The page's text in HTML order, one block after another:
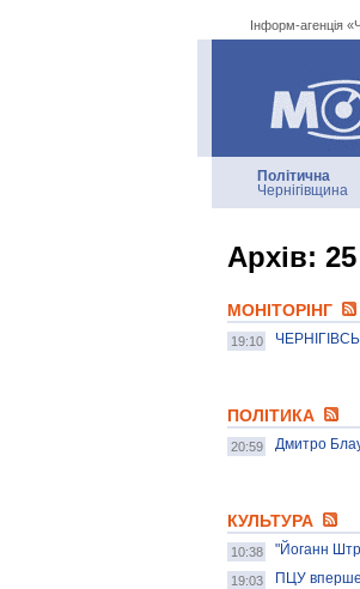
Інформ-агенція
Інформ-
Політична
Чернігівщина
Архiв: 25
МОНІТОРІНГ
19:10
ПОЛІТИКА
20:59 Дмитро
КУЛЬТУРА
10:38 "Йоганн
19:03 ПЦУ вперше